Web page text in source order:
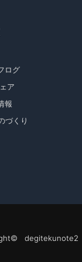
ログ
ア
報
づくり
degitekunote2